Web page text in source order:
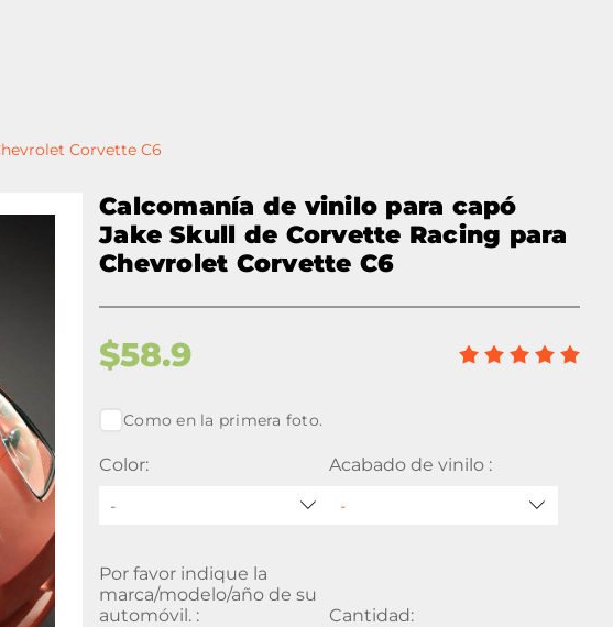
Corvette C6
Calcomanía de vinilo para capó
Jake Skull de Corvette Racing para
Chevrolet Corvette C6
$58.9
Como en la primera foto.
Color:
-
Acabado de vinilo :
Por favor indique la
marca/modelo/año de su
automóvil. :
Cantidad: